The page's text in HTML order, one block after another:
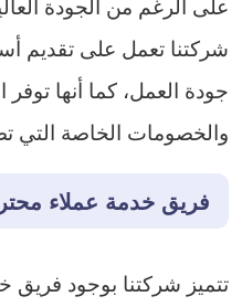
شركتنا تعمل على تقديم
جودة العمل، كما أنها
والخصومات الخاصة التي
فريق خدمة عملاء
تتميز شركتنا بوجود